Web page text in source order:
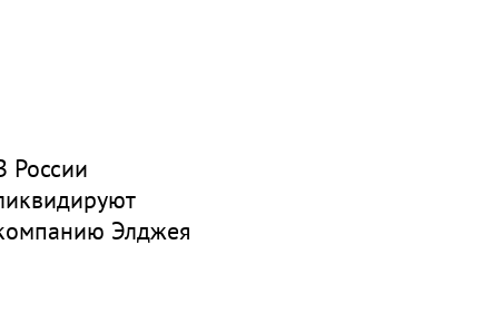
России
Элджея